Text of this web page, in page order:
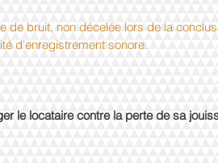
de bruit, non décelée lors de la
d'enregistrement sonore.
le locataire contre la perte de sa